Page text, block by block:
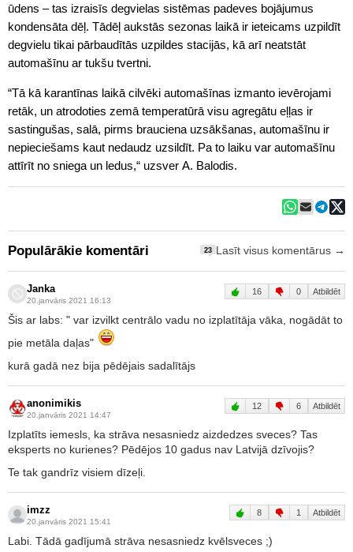
ūdens – tas izraisīs degvielas sistēmas padeves bojājumus
kondensāta dēļ. Tādēļ aukstās sezonas laikā ir ieteicams uzpildīt
degvielu tikai pārbaudītās uzpildes stacijās, kā arī neatstāt
automašīnu ar tukšu tvertni.
“Tā kā karantīnas laikā cilvēki automašīnas izmanto ievērojami
retāk, un atrodoties zemā temperatūrā visu agregātu eļļas ir
sastingušas, salā, pirms brauciena uzsākšanas, automašīnu ir
nepieciešams kaut nedaudz uzsildīt. Pa to laiku var automašīnu
attīrīt no sniega un ledus,“ uzsver A. Balodis.
Populārākie komentāri 23 Lasīt visus komentārus →
Janka
20.janvāris 2021 16:13
16 0 Atbildēt
Šis ar labs: " var izvilkt centrālo vadu no izplatītāja vāka, nogādāt to
pie metāla daļas"
kurā gadā nez bija pēdējais sadalītājs
anonimikis
20.janvāris 2021 14:47
12 6 Atbildēt
Izplatīts iemesls, ka strāva nesasniedz aizdedzes sveces? Tas
eksperts no kurienes? Pēdējos 10 gadus nav Latvijā dzīvojis?
Te tak gandrīz visiem dīzeļi.
imzz
20.janvāris 2021 15:41
8 1 Atbildēt
Labi. Tādā gadījumā strāva nesasniedz kvēlsveces ;)